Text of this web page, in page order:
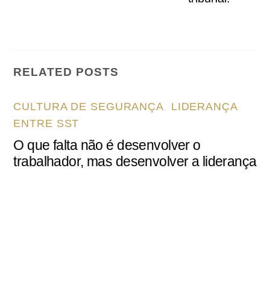
RELATED POSTS
CULTURA DE SEGURANÇA
LIDERANÇA
ENTRE SST
O que falta não é desenvolver o
trabalhador, mas desenvolver a liderança